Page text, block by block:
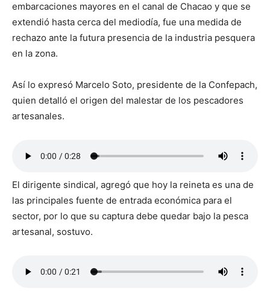
embarcaciones mayores en el canal de Chacao y que se
extendió hasta cerca del mediodía, fue una medida de
rechazo ante la futura presencia de la industria pesquera
en la zona.
Así lo expresó Marcelo Soto, presidente de la Confepach,
quien detalló el origen del malestar de los pescadores
artesanales.
El dirigente sindical, agregó que hoy la reineta es una de
las principales fuente de entrada económica para el
sector, por lo que su captura debe quedar bajo la pesca
artesanal, sostuvo.